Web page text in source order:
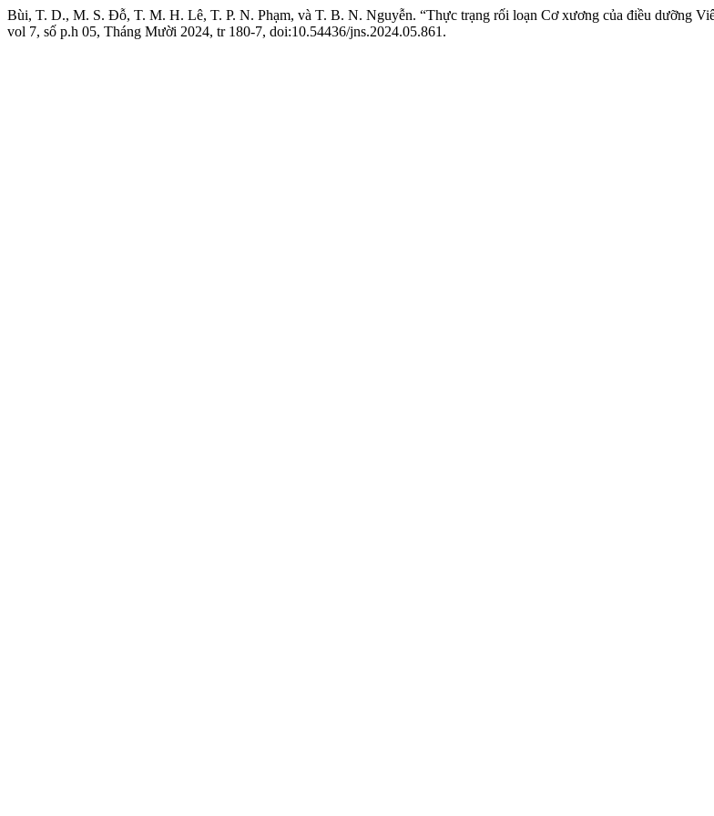
Bùi, T. D., M. S. Đỗ, T. M. H. Lê, T. P. N. Phạm, và T. B. N. Nguyễn. “Thực trạng rối loạn Cơ xương của điều dưỡng
vol 7, số p.h 05, Tháng Mười 2024, tr 180-7, doi:10.54436/jns.2024.05.861.